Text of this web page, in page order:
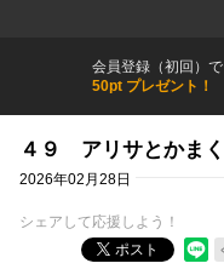
会員登録（初回）で
50pt プレゼント！
４９ アリサとかま
2026年02月28日
シェアして応援しよう！
ポスト